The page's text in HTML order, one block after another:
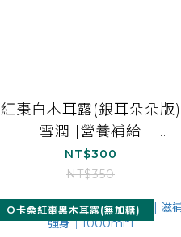
紅棗白木耳露(銀耳朵朵版)
｜雪潤 |營養補給｜
1000ml*1
NT$300
NT$350
O卡桑紅棗黑木耳露(無加糖)